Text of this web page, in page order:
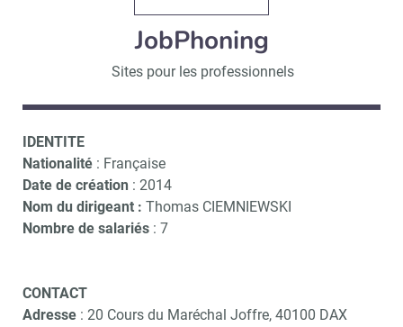
JobPhoning
Sites pour les professionnels
IDENTITE
Nationalité : Française
Date de création : 2014
Nom du dirigeant : Thomas CIEMNIEWSKI
Nombre de salariés : 7
CONTACT
Adresse : 20 Cours du Maréchal Joffre, 40100 DAX